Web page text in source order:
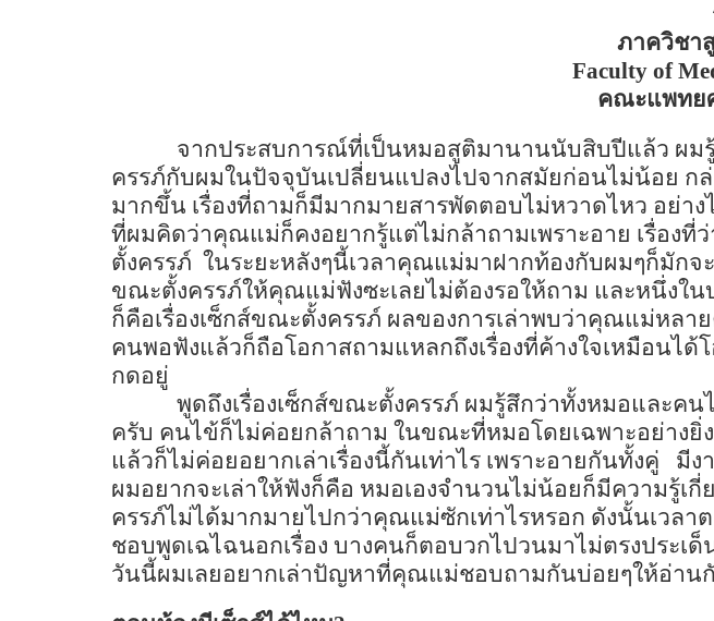
ภาควิชา
Faculty of
คณะแพทย
จากประสบการณ์ที่เป็นหมอสูติมานานนับสิบปีแล้ว ผ
ครรภ์กับผมในปัจจุบันเปลี่ยนแปลงไปจากสมัยก่อนไม่น้อย ก
มากขึ้น เรื่องที่ถามก็มีมากมายสารพัดตอบไม่หวาดไหว อย่าง
ที่ผมคิดว่าคุณแม่ก็คงอยากรู้แต่ไม่กล้าถามเพราะอาย เรื่องที่
ตั้งครรภ์ ในระยะหลังๆนี้เวลาคุณแม่มาฝากท้องกับผมๆก็มัก
ขณะตั้งครรภ์ให้คุณแม่ฟังซะเลยไม่ต้องรอให้ถาม และหนึ่งในบ
ก็คือเรื่องเซ็กส์ขณะตั้งครรภ์ ผลของการเล่าพบว่าคุณแม่หลา
คนพอฟังแล้วก็ถือโอกาสถามแหลกถึงเรื่องที่ค้างใจเหมือนได้
กดอยู่
พูดถึงเรื่องเซ็กส์ขณะตั้งครรภ์ ผมรู้สึกว่าทั้งหมอและค
ครับ คนไข้ก็ไม่ค่อยกล้าถาม ในขณะที่หมอโดยเฉพาะอย่างยิ่
แล้วก็ไม่ค่อยอยากเล่าเรื่องนี้กันเท่าไร เพราะอายกันทั้งคู่
มีง
ผมอยากจะเล่าให้ฟังก็คือ หมอเองจำนวนไม่น้อยก็มีความรู้เ
ครรภ์ไม่ได้มากมายไปกว่าคุณแม่ซักเท่าไรหรอก ดังนั้นเวลา
ชอบพูดเฉไฉนอกเรื่อง บางคนก็ตอบวกไปวนมาไม่ตรงประเ
วันนี้ผมเลยอยากเล่าปัญหาที่คุณแม่ชอบถามกันบ่อยๆให้อ่าน